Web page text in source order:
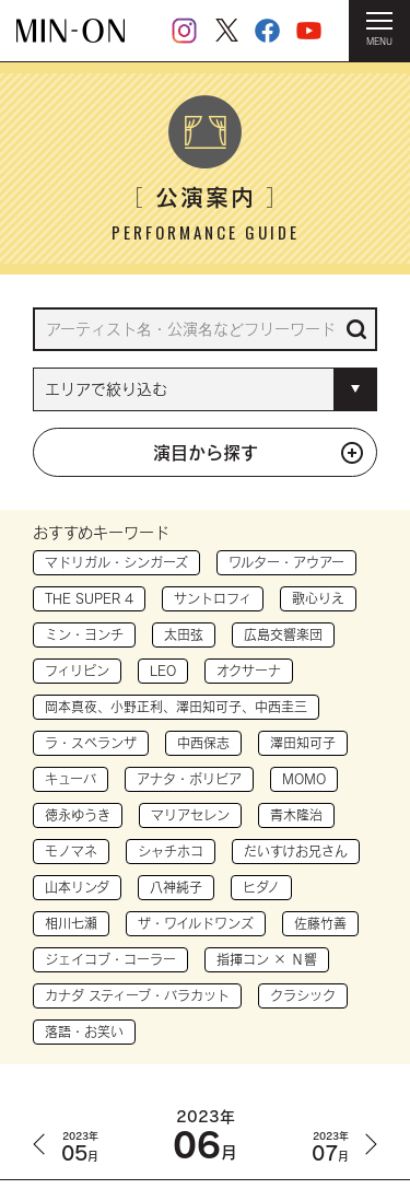
MENU
HOME ＞ 公演案内
［公演案内］
PERFORMANCE GUIDE
演目から探す
おすすめキーワード
マドリガル・シンガーズ ワルター・アウアー
THE SUPER 4 サントロフィ 歌心りえ
ミン・ヨンチ 太田弦 広島交響楽団
フィリピン LEO オクサーナ
岡本真夜、小野正利、澤田知可子、中西圭三
ラ・スペランザ 中西保志 澤田知可子
キューバ アナタ・ボリビア MOMO
徳永ゆうき マリアセレン 青木隆治
モノマネ シャチホコ だいすけお兄さん
山本リンダ 八神純子 ヒダノ
相川七瀬 ザ・ワイルドワンズ 佐藤竹善
ジェイコブ・コーラー 指揮コン × Ｎ響
カナダ スティーブ・バラカット クラシック
落語・お笑い
2023年
05月
2023年
06月
2023年
07月